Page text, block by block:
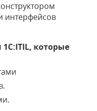
интерфейсов
которые